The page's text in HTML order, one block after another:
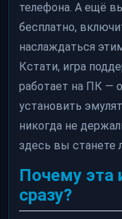
телефона. А ещё
бесплатно,
наслаждаться
Кстати, игра
работает на ПК —
установить
никогда не
здесь вы станете
Почему эта
сразу?